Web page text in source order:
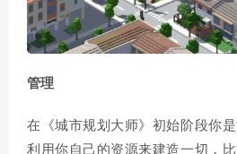
管理
在《城市规划大师》初始阶段你
利用你自己的资源来建造一切，